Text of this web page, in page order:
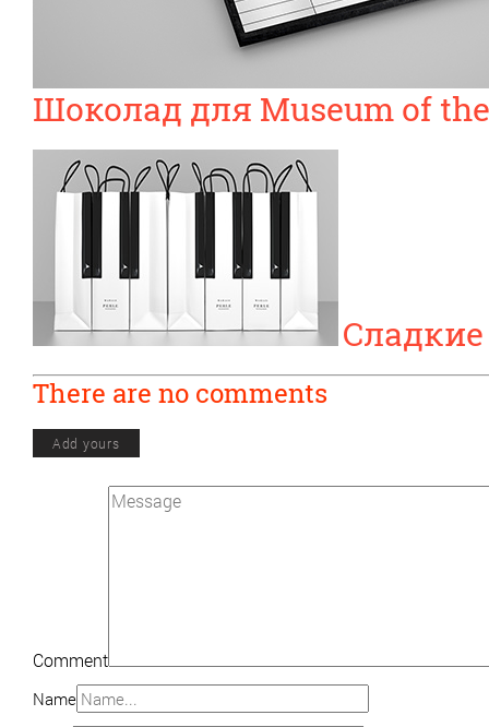
Шоколад для Museum of
There are no comments
Add yours
Comment
Name